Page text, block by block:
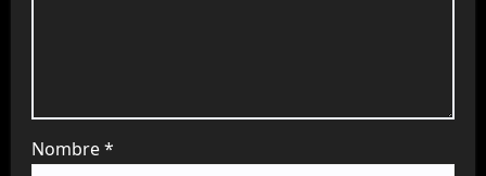
Nombre*